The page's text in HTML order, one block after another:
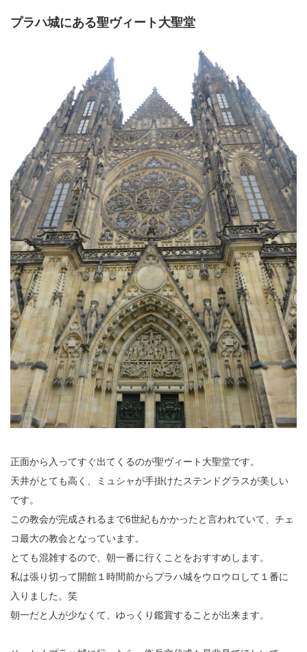
プラハ城にある聖ヴィート大聖堂
正面から入ってすぐ出てくるのが聖ヴィート大聖堂です。
天井がとても高く、ミュシャが手掛けたステンドグラスが美しい
です。
この教会が完成されるまで6世紀もかかったと言われていて、チェ
コ最大の教会となっています。
とても混雑するので、朝一番に行くことをおすすめします。
私は張り切って開館１時間前からプラハ城をウロウロして１番に
入りました。笑
朝一だと人が少なくて、ゆっくり鑑賞することが出来ます。